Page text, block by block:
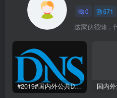
0 571
这家伙很懒，
#2019#国内外公共DNS服务整理汇总-更快更安全更稳定本地DNS解析服务